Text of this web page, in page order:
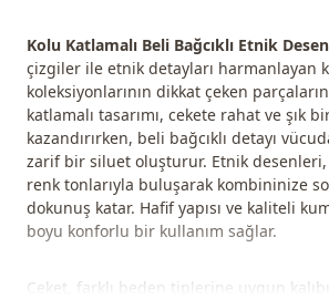
Kolu Katlamalı Beli Bağcıklı Etnik
çizgiler ile etnik detayları harmanlayan
koleksiyonlarının dikkat çeken
katlamalı tasarımı, cekete rahat ve şık
kazandırırken, beli bağcıklı detayı
zarif bir siluet oluşturur. Etnik
renk tonlarıyla buluşarak kombininize
dokunuş katar. Hafif yapısı ve kaliteli
boyu konforlu bir kullanım sağlar.
Ceket, farklı beden tiplerine uygun